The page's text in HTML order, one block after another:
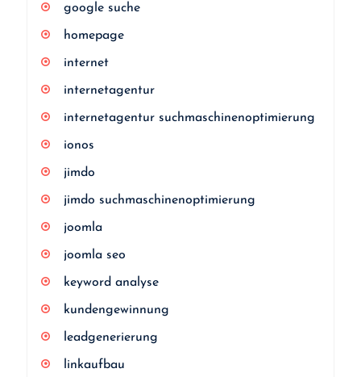
google suche
homepage
internet
internetagentur
internetagentur suchmaschinenoptimierung
ionos
jimdo
jimdo suchmaschinenoptimierung
joomla
joomla seo
keyword analyse
kundengewinnung
leadgenerierung
linkaufbau